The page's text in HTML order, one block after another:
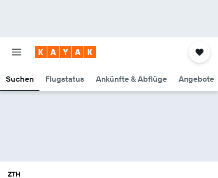
Suchen Flugstatus Ankünfte & Abflüge Angebote
ZTH